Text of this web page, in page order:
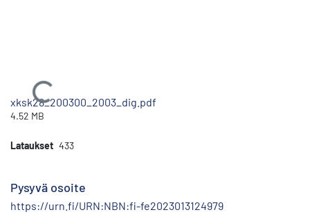
Ladataan...
xksk28_200300_2003_dig.pdf
4.52 MB
Lataukset 433
Pysyvä osoite
https://urn.fi/URN:NBN:fi-fe2023013124979